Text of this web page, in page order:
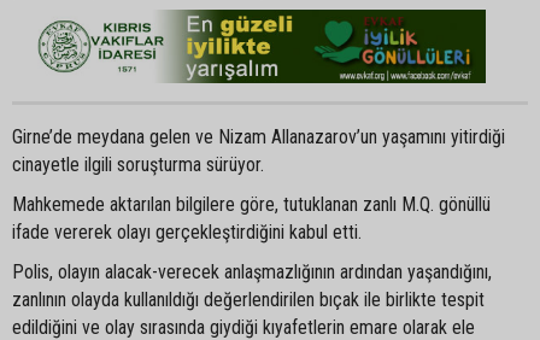
Girne’de meydana gelen ve Nizam Allanazarov’un yaşamını yitirdiği
cinayetle ilgili soruşturma sürüyor.
Mahkemede aktarılan bilgilere göre, tutuklanan zanlı M.Q. gönüllü
ifade vererek olayı gerçekleştirdiğini kabul etti.
Polis, olayın alacak-verecek anlaşmazlığının ardından yaşandığını,
zanlının olayda kullanıldığı değerlendirilen bıçak ile birlikte tespit
edildiğini ve olay sırasında giydiği kıyafetlerin emare olarak ele